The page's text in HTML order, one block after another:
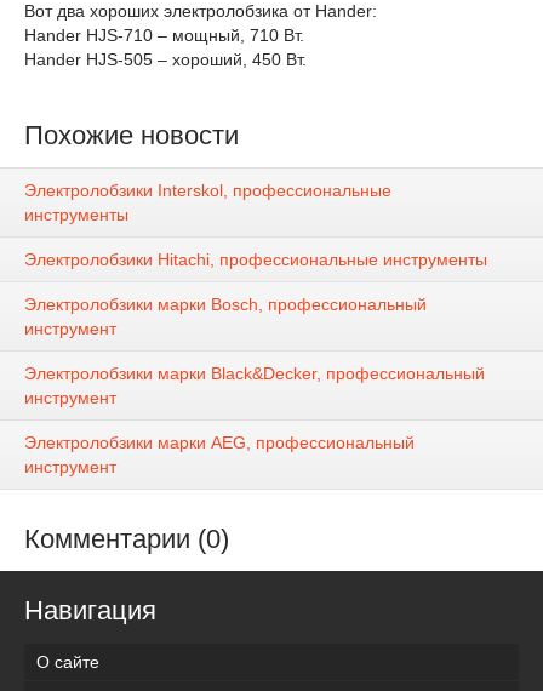
Вот два хороших электролобзика от Hander:
Hander HJS-710 – мощный, 710 Вт.
Hander HJS-505 – хороший, 450 Вт.
Похожие новости
Электролобзики Interskol, профессиональные
инструменты
Электролобзики Hitachi, профессиональные инструменты
Электролобзики марки Bosch, профессиональный
инструмент
Электролобзики марки Black&Decker, профессиональный
инструмент
Электролобзики марки AEG, профессиональный
инструмент
Комментарии (0)
Навигация
О сайте